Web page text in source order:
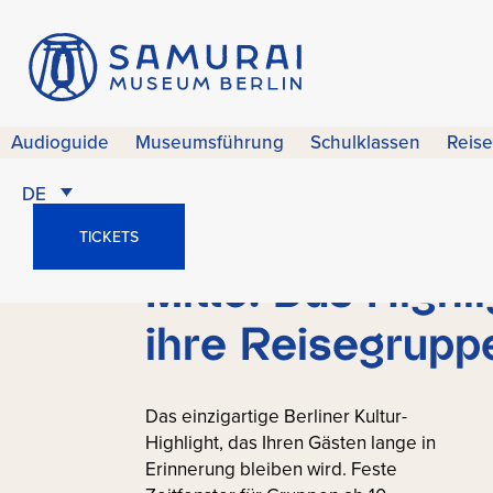
Audioguide
Museumsführung Schulklassen
DE
TICKETS
Reisegruppen
Gruppenbesuch
Samurai
Mitte. Das
ihre
Das einzigartige Berliner Kultur-
Highlight, das Ihren Gästen lange in
Erinnerung bleiben wird. Feste